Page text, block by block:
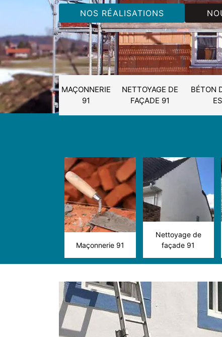
NOS RÉALISATIONS
MAÇONNERIE
91
NETTOYAGE DE
FAÇADE 91
BÉTON
Maçonnerie 91
Nettoyage de
façade 91